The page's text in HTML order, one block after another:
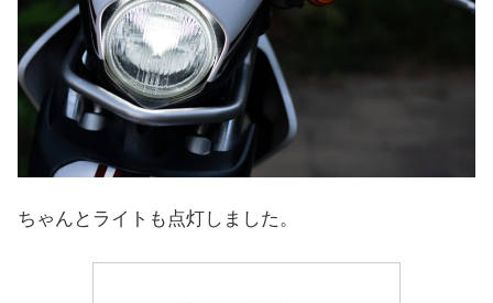
ちゃんとライトも点灯しました。